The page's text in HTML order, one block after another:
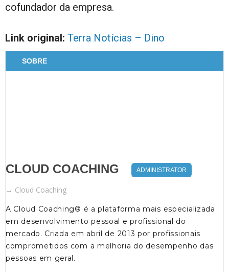
cofundador da empresa.
Link original: Terra Notícias – Dino
SOBRE
CLOUD COACHING ADMINISTRATOR
→ Cloud Coaching
A Cloud Coaching® é a plataforma mais especializada
em desenvolvimento pessoal e profissional do
mercado. Criada em abril de 2013 por profissionais
comprometidos com a melhoria do desempenho das
pessoas em geral.